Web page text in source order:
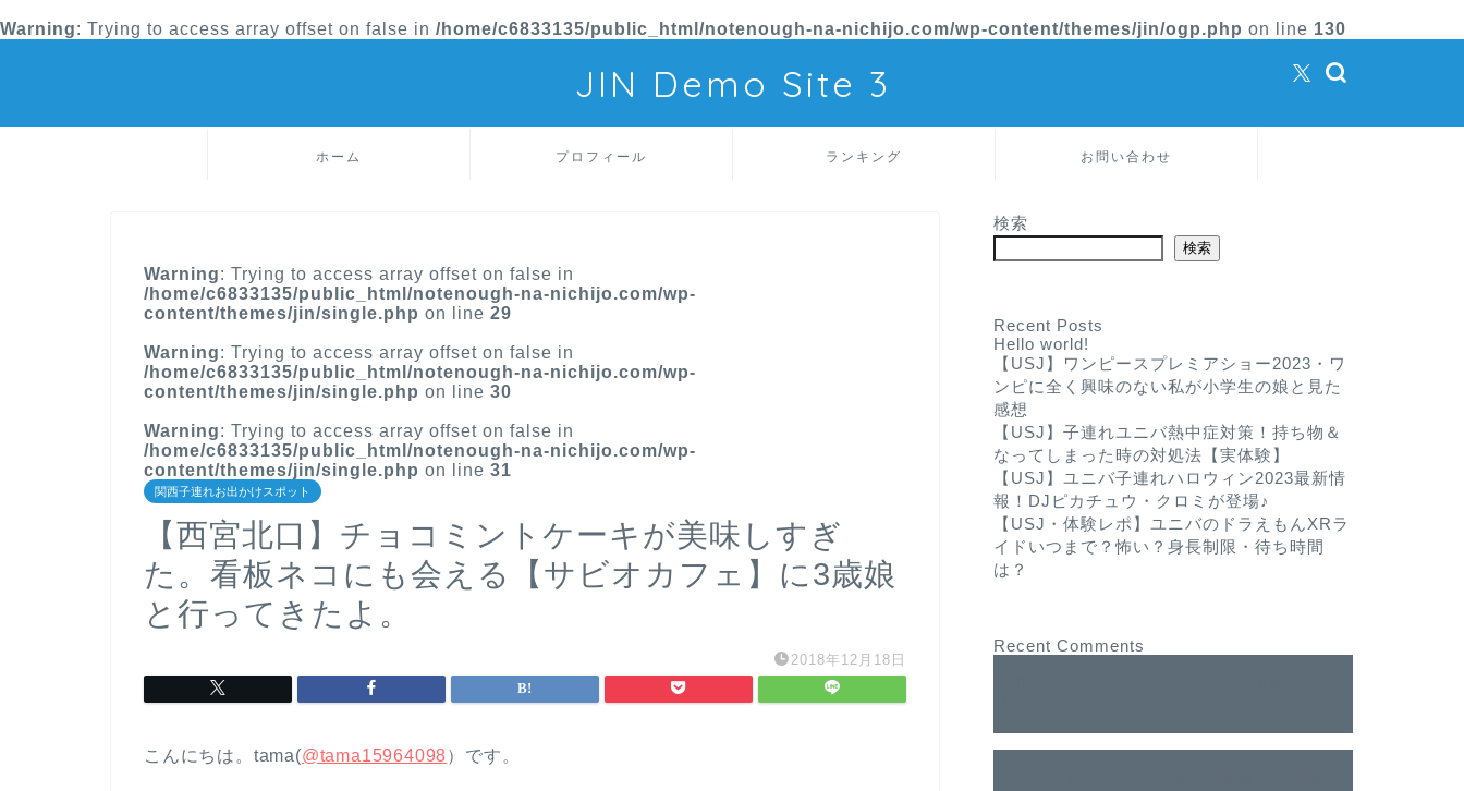
Warning: Trying to access array offset on false in /home/c6833135/public_html/notenough-na-nichijo.com/wp-content/themes/jin/ogp.php on line 130
JIN Demo Site 3
ホーム プロフィール ランキング お問い合わせ
Warning: Trying to access array offset on false in
/home/c6833135/public_html/notenough-na-nichijo.com/wp-
content/themes/jin/single.php on line 29
Warning: Trying to access array offset on false in
/home/c6833135/public_html/notenough-na-nichijo.com/wp-
content/themes/jin/single.php on line 30
Warning: Trying to access array offset on false in
/home/c6833135/public_html/notenough-na-nichijo.com/wp-
content/themes/jin/single.php on line 31
関西子連れお出かけスポット
【西宮北口】チョコミントケーキが美味しすぎ
た。看板ネコにも会える【サビオカフェ】に3歳娘
と行ってきたよ。
2018年12月18日
こんにちは。tama(@tama15964098）です。
検索
検索
Recent Posts
Hello world!
【USJ】ワンピースプレミアショー2023・ワ
ンピに全く興味のない私が小学生の娘と見た
感想
【USJ】子連れユニバ熱中症対策！持ち物＆
なってしまった時の対処法【実体験】
【USJ】ユニバ子連れハロウィン2023最新情
報！DJピカチュウ・クロミが登場♪
【USJ・体験レポ】ユニバのドラえもんXRラ
イドいつまで？怖い？身長制限・待ち時間
は？
Recent Comments